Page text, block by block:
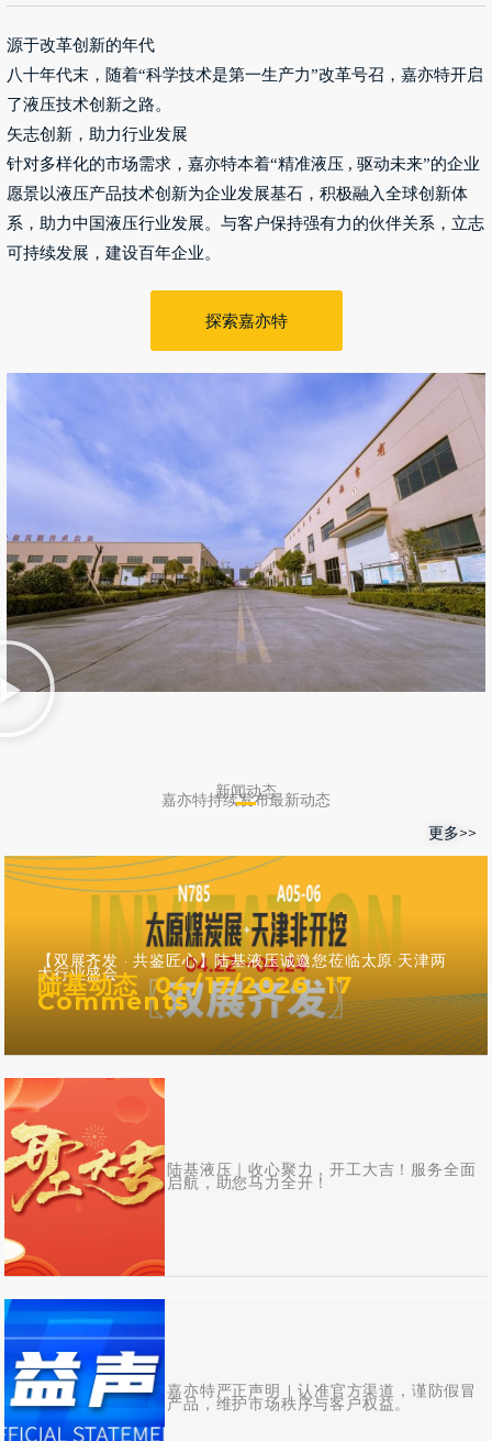
源于改革创新的年代
八十年代末，随着“科学技术是第一生产力”改革号召，嘉亦特开启
了液压技术创新之路。
矢志创新，助力行业发展
针对多样化的市场需求，嘉亦特本着“精准液压 , 驱动未来”的企业
愿景以液压产品技术创新为企业发展基石，积极融入全球创新体
系，助力中国液压行业发展。与客户保持强有力的伙伴关系，立志
可持续发展，建设百年企业。
探索嘉亦特
新闻动态
嘉亦特持续发布最新动态
更多>>
【双展齐发 · 共鉴匠心】陆基液压诚邀您莅临太原·天津两
大行业盛会
陆基动态 04/17/2026 17
Comments
陆基液压｜收心聚力，开工大吉！服务全面
启航，助您马力全开！
嘉亦特严正声明 | 认准官方渠道，谨防假冒
产品，维护市场秩序与客户权益。